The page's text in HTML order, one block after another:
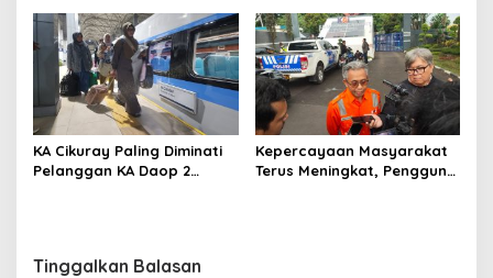
Tembus 99,85 Persen
2,99 Juta Botol Plastik
KA Cikuray Paling Diminati
Pelanggan KA Daop 2
Kepercayaan Masyarakat
Terus Meningkat, Pengguna
Tinggalkan Balasan